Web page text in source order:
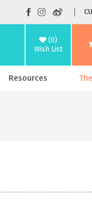
(0)
Wish List
Resources